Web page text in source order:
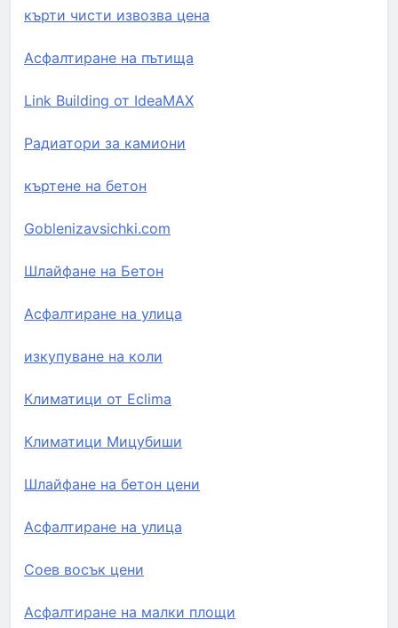
кърти чисти извозва цена
Асфалтиране на пътища
Link Building от IdeaMAX
Радиатори за камиони
къртене на бетон
Goblenizavsichki.com
Шлайфане на Бетон
Асфалтиране на улица
изкупуване на коли
Климатици от Eclima
Климатици Мицубиши
Шлайфане на бетон цени
Асфалтиране на улица
Соев восък цени
Асфалтиране на малки площи